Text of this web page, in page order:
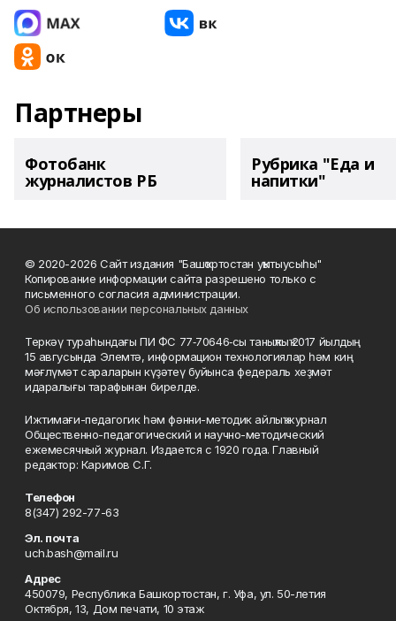
Партнеры
Фотобанк
журналистов РБ
Рубрика "Еда и
напитки"
© 2020-2026 Сайт издания "Башҡортостан уҡытыусыһы"
Копирование информации сайта разрешено только с
письменного согласия администрации.
Об использовании персональных данных
Теркәү тураһындағы ПИ ФС 77‑70646‑сы таныҡлыҡ 2017 йылдың
15 авгусында Элемтә, информацион технологиялар һәм киң
мәғлүмәт сараларын күҙәтеү буйынса федераль хеҙмәт
идаралығы тарафынан бирелде.
Ижтимағи-педагогик һәм фәнни-методик айлыҡ журнал
Общественно-педагогический и научно-методический
ежемесячный журнал. Издается с 1920 года. Главный
редактор: Каримов С.Г.
Телефон
8(347) 292-77-63
Эл. почта
uch.bash@mail.ru
Адрес
450079, Республика Башкортостан, г. Уфа, ул. 50-летия
Октября, 13, Дом печати, 10 этаж